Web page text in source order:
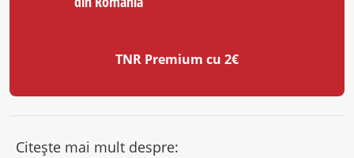
TNR Premium cu 2€
Citește mai mult despre: